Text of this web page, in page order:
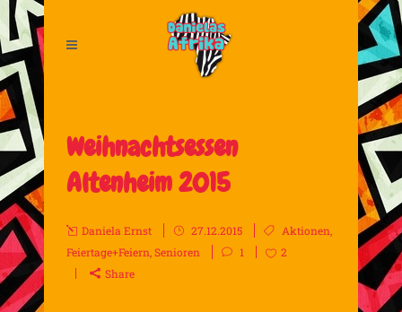
Weihnachtsessen
Altenheim 2015
Daniela Ernst 27.12.2015 Aktionen,
Feiertage+Feiern,Senioren 1
2
Share